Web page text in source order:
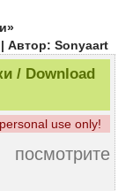
Автор: Sonyaart
/ Download
use only!